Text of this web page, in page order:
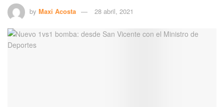
by Maxi Acosta 28 abril, 2021